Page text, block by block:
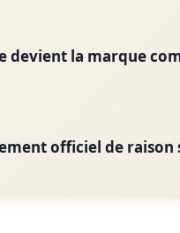
devient la marque
officiel de raison